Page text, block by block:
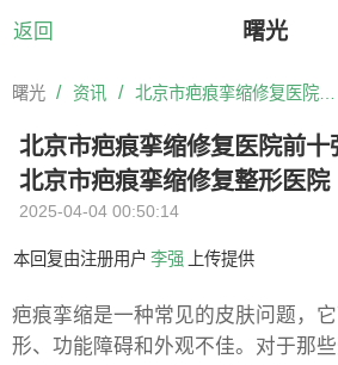
返回 曙光
曙光 / 资讯 /
北京市疤痕挛缩修复医院前十
北京市疤痕挛缩修复整形医院
2025-04-04 00:50:14
本回复由注册用户 李强 上传提供
疤痕挛缩是一种常见的皮肤问题，
形、功能障碍和外观不佳。对于那